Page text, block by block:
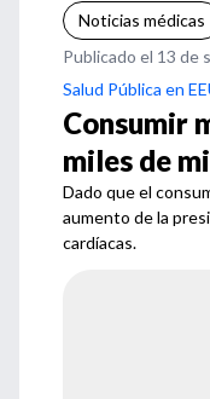
Noticias médicas
Publicado el 13 de
Salud Pública en
Consumir
miles de
Dado que el
aumento de la
cardíacas.